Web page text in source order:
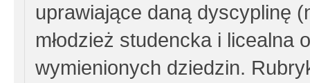
uprawiające daną dyscyplinę
młodzież studencka i
wymienionych dziedzin.